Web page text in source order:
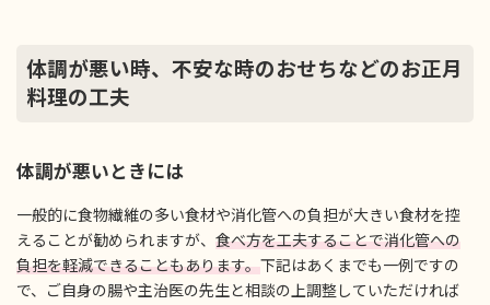
体調が悪い時、不安な時のおせちなどのお正月
料理の工夫
体調が悪いときには
一般的に食物繊維の多い食材や消化管への負担が大きい食材を控
えることが勧められますが、 食べ方を工夫することで消化管への
負担を軽減できることもあります。下記はあくまでも一例ですの
で、ご自身の腸や主治医の先生と相談の上調整していただければ